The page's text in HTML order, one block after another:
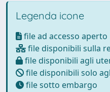
Legenda icone
file ad accesso aperto
file disponibili sulla
file disponibili agli
file disponibili solo
file sotto embargo